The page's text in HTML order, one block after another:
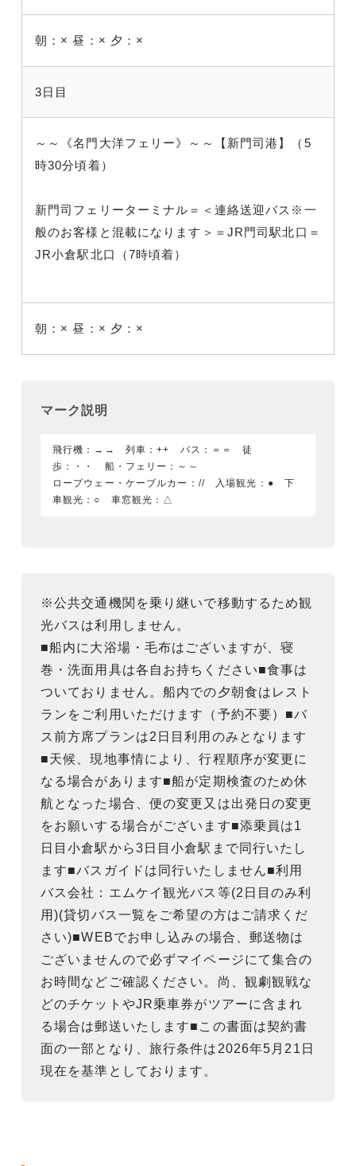
朝：× 昼：× 夕：×
3日目
～～《名門大洋フェリー》～～【新門司港】（5
時30分頃着）
新門司フェリーターミナル＝＜連絡送迎バス※一
般のお客様と混載になります＞＝JR門司駅北口＝
JR小倉駅北口（7時頃着）
朝：× 昼：× 夕：×
マーク説明
飛行機：→→ 列車：++ バス：＝＝ 徒
歩：・・ 船・フェリー：～～
ロープウェー・ケーブルカー：// 入場観光：● 下
車観光：○ 車窓観光：△
※公共交通機関を乗り継いで移動するため観
光バスは利用しません。
■船内に大浴場・毛布はございますが、寝
巻・洗面用具は各自お持ちください■食事は
ついておりません。船内での夕朝食はレスト
ランをご利用いただけます（予約不要）■バ
ス前方席プランは2日目利用のみとなります
■天候、現地事情により、行程順序が変更に
なる場合があります■船が定期検査のため休
航となった場合、便の変更又は出発日の変更
をお願いする場合がございます■添乗員は1
日目小倉駅から3日目小倉駅まで同行いたし
ます■バスガイドは同行いたしません■利用
バス会社：エムケイ観光バス等(2日目のみ利
用)(貸切バス一覧をご希望の方はご請求くだ
さい)■WEBでお申し込みの場合、郵送物は
ございませんので必ずマイページにて集合の
お時間などご確認ください。尚、観劇観戦な
どのチケットやJR乗車券がツアーに含まれ
る場合は郵送いたします■この書面は契約書
面の一部となり、旅行条件は2026年5月21日
現在を基準としております。